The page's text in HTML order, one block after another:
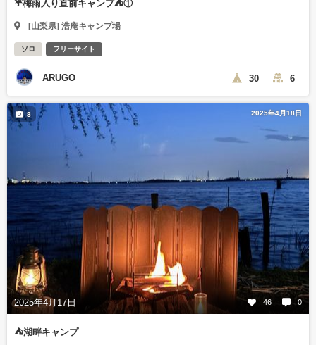
☔️梅雨入り直前キャンプ⛺️①
[山梨県] 浩庵キャンプ場
ソロ フリーサイト
ARUGO 30 6
2025年4月18日
2025年4月17日 46 0
8
⛺️湖畔キャンプ